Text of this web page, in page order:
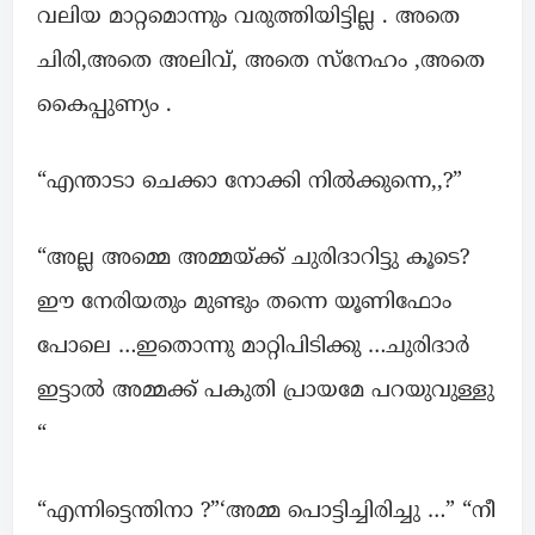
വലിയ മാറ്റമൊന്നും വരുത്തിയിട്ടില്ല . അതെ
ചിരി,അതെ അലിവ്, അതെ സ്നേഹം ,അതെ
കൈപ്പുണ്യം .
“എന്താടാ ചെക്കാ നോക്കി നിൽക്കുന്നെ,,?”
“അല്ല അമ്മെ അമ്മയ്ക്ക് ചുരിദാറിട്ടു കൂടെ?
ഈ നേരിയതും മുണ്ടും തന്നെ യൂണിഫോം
പോലെ …ഇതൊന്നു മാറ്റിപിടിക്കു …ചുരിദാർ
ഇട്ടാൽ അമ്മക്ക് പകുതി പ്രായമേ പറയുവുള്ളു
“
“എന്നിട്ടെന്തിനാ ?”‘അമ്മ പൊട്ടിച്ചിരിച്ചു …” “നീ